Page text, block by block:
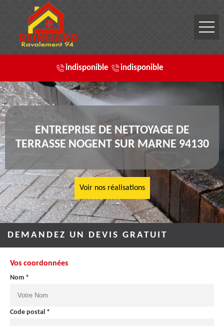
indisponible indisponible
ENTREPRISE DE NETTOYAGE DE
TERRASSE NOGENT SUR MARNE 94130
Voir nos réalisations
DEMANDEZ UN DEVIS GRATUIT
Vos coordonnées
Nom *
Code postal *